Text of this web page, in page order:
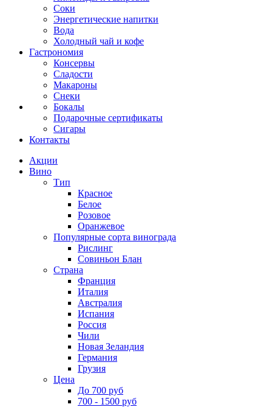
Соки
Энергетические напитки
Вода
Холодный чай и кофе
Гастрономия
Консервы
Сладости
Макароны
Снеки
Бокалы
Подарочные сертификаты
Сигары
Контакты
Акции
Вино
Тип
Красное
Белое
Розовое
Оранжевое
Популярные сорта винограда
Рислинг
Совиньон Блан
Страна
Франция
Италия
Австралия
Испания
Россия
Чили
Новая Зеландия
Германия
Грузия
Цена
До 700 руб
700 - 1500 руб